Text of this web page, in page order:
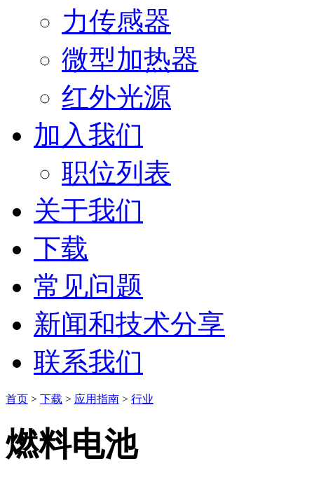
力传感器
微型加热器
红外光源
加入我们
职位列表
关于我们
下载
常见问题
新闻和技术分享
联系我们
首页 > 下载 > 应用指南 > 行业
燃料电池